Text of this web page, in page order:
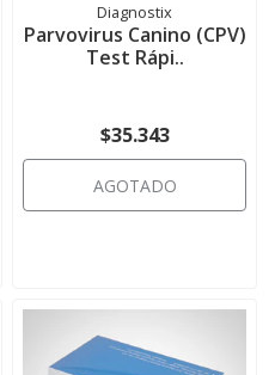
Diagnostix
Parvovirus Canino (CPV)
Test Rápi..
$35.343
AGOTADO